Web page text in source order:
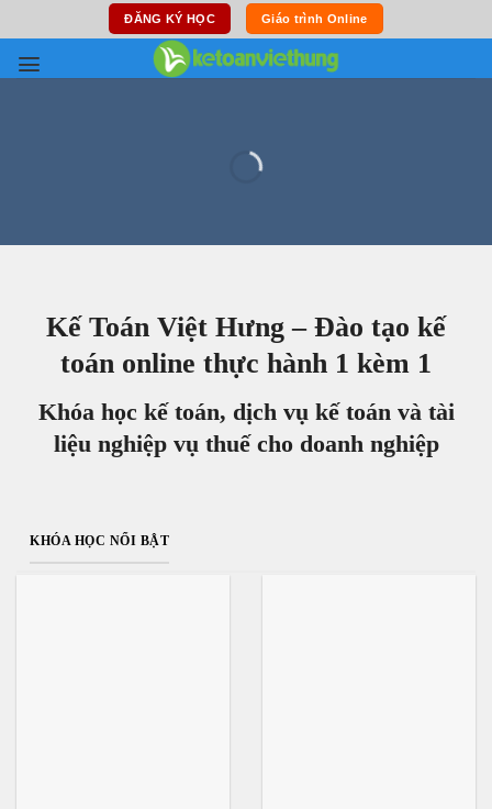
content
ĐĂNG KÝ HỌC Giáo trình Online
Kế Toán Việt Hưng – Đào tạo kế
toán online thực hành 1 kèm 1
Khóa học kế toán, dịch vụ kế toán và tài
liệu nghiệp vụ thuế cho doanh nghiệp
KHÓA HỌC NỔI BẬT